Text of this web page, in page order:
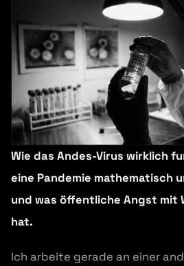
Wie das Andes-Virus wirklich
eine Pandemie mathematisch
und was öffentliche Angst mit
hat.
Ich arbeite gerade an einer